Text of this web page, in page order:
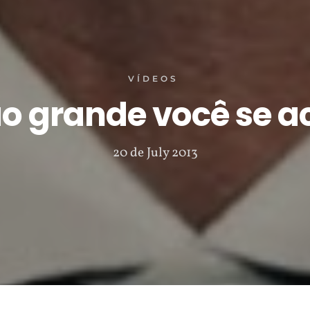
VÍDEOS
grande você se
20 de July 2013